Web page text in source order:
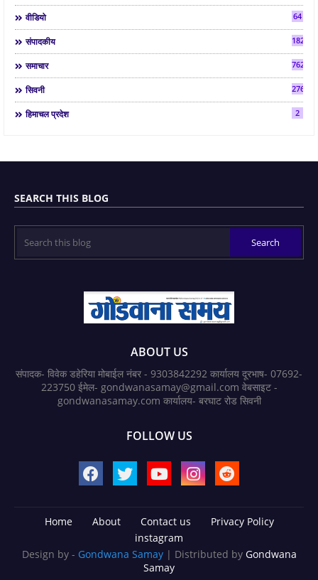
वीडियो 64
संपादकीय 182
समाचार 7624
सिवनी 2763
हिमाचल प्रदेश 2
SEARCH THIS BLOG
ABOUT US
संपादक- विवेक डहेरिया मोबाईल नंबर - 9303842292 कार्यालय दूरभाष- 07692-
223750 ईमेल- gondwanasamay@gmail.com वेबसाइट -
gondwanasamay.com कार्यालय- बरघाट रोड सिवनी
FOLLOW US
Home About Contact us
Privacy Policy
instagram
Design by - Gondwana Samay | Distributed by Gondwana
Samay